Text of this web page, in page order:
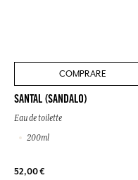
COMPRARE
SANTAL (SANDALO)
Eau de toilette
200ml
52,00 €